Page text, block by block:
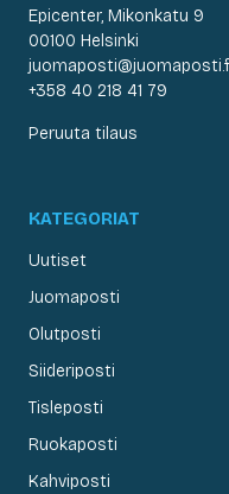
Epicenter, Mikonkatu 9
00100 Helsinki
+358 40 218 41 79
Peruuta tilaus
KATEGORIAT
Uutiset
Juomaposti
Olutposti
Siideriposti
Tisleposti
Ruokaposti
Kahviposti